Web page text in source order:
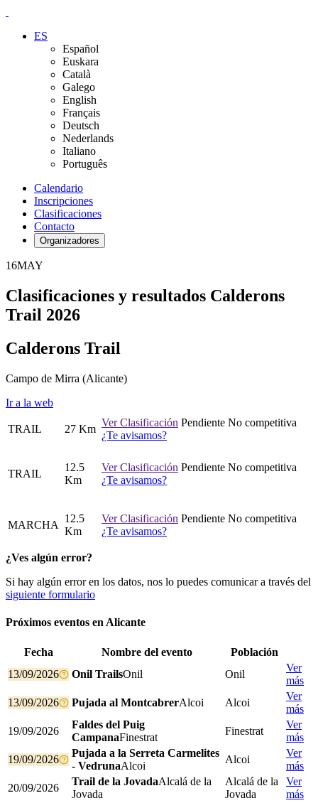
ES
Español
Euskara
Català
Galego
English
Français
Deutsch
Nederlands
Italiano
Português
Calendario
Inscripciones
Clasificaciones
Contacto
Organizadores
16MAY
Clasificaciones y resultados Calderons
Trail 2026
Calderons Trail
Campo de Mirra (Alicante)
Ir a la web
TRAIL 27 Km
Ver Clasificación Pendiente No competitiva
¿Te avisamos?
TRAIL
12.5
Km
Ver Clasificación Pendiente No competitiva
¿Te avisamos?
MARCHA
12.5
Km
Ver Clasificación Pendiente No competitiva
¿Te avisamos?
¿Ves algún error?
Si hay algún error en los datos, nos lo puedes comunicar a través del
siguiente formulario
Próximos eventos en Alicante
Fecha Nombre del evento
Población
13/09/2026
Onil TrailsOnil Onil
Ver
más
13/09/2026
Pujada al MontcabrerAlcoi Alcoi
Ver
más
19/09/2026
Faldes del Puig
CampanaFinestrat
Finestrat
Ver
más
19/09/2026
Pujada a la Serreta Carmelites
- VedrunaAlcoi
Alcoi
Ver
más
20/09/2026
Trail de la JovadaAlcalá de la
Jovada
Alcalá de la
Jovada
Ver
más